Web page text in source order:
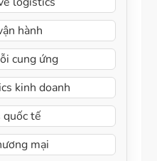
hành
cung ứng
kinh doanh
quốc tế
mại